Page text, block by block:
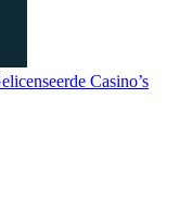
Casino’s